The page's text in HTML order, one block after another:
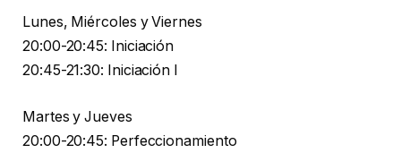
Lunes, Miércoles y Viernes
20:00-20:45: Iniciación
20:45-21:30: Iniciación I
Martes y Jueves
20:00-20:45: Perfeccionamiento